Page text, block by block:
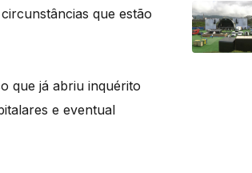
que estão
que já abriu inquérito
e eventual